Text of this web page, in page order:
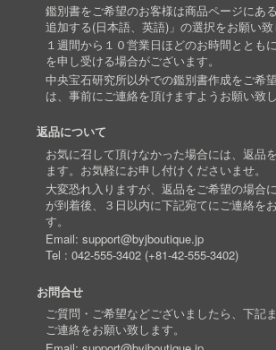
鑑別書をご希望のお客様は商品ページにあ
追加する(日本語、英語)」の選択をお願い致
１週間から１０営業日ほどのお時間ととも
を申し受ける場合がございます。
中央宝石研究所以外での鑑別書作成をご希
は、事前にご連絡を頂けますようお願い致し
返品について
お気に召して頂けなかった場合には、返品
ます。お気軽にお申し付けくださいませ。
大変恐れ入りますが、返品をご希望の場合
が到着後、３日以内に下記宛てにご連絡を
す。
Email: support@byjboutique.jp
Tel : 042-555-3402(+81-42-555-3402)
お問合せ
ご質問・ご希望などございましたら、下記
ご連絡をお願い致します。